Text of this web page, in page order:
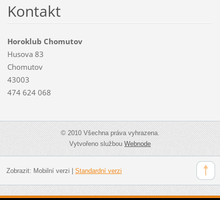
Kontakt
Horoklub Chomutov
Husova 83
Chomutov
43003
474 624 068
© 2010 Všechna práva vyhrazena.
Vytvořeno službouWebnode
Zobrazit: Mobilní verzi Standardní verzi